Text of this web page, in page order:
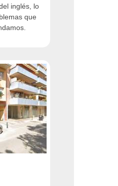
inglés, lo
que